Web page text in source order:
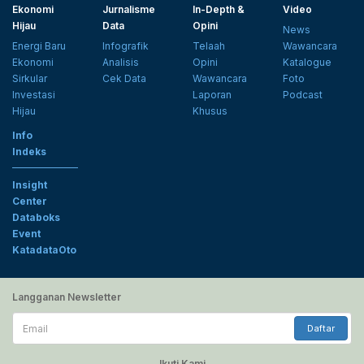
Ekonomi
Hijau
Energi Baru
Ekonomi
Sirkular
Investasi
Hijau
Jurnalisme
Data
Infografik
Analisis
Cek Data
In-Depth &
Opini
Telaah
Opini
Wawancara
Laporan
Khusus
Video
News
Wawancara
Katalogue
Foto
Podcast
Info
Indeks
Insight
Center
Databoks
Event
KatadataOto
Langganan Newsletter
Email
Daftar